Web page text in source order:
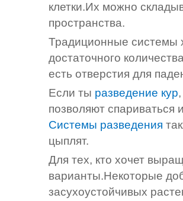
клетки.Их можно
пространства.
Традиционные системы
достаточного
есть отверстия для
Если ты разведение кур
позволяют спариваться
Системы разведения
цыплят.
Для тех, кто хочет
варианты.Некоторые
засухоустойчивых